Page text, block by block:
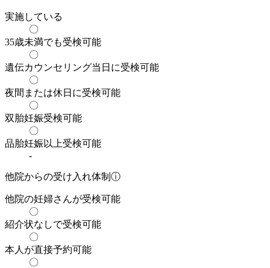
実施している
〇
35歳未満でも受検可能
〇
遺伝カウンセリング当日に受検可能
〇
夜間または休日に受検可能
〇
双胎妊娠受検可能
〇
品胎妊娠以上受検可能
-
他院からの受け入れ体制 ⓘ
他院の妊婦さんが受検可能
〇
紹介状なしで受検可能
〇
本人が直接予約可能
〇